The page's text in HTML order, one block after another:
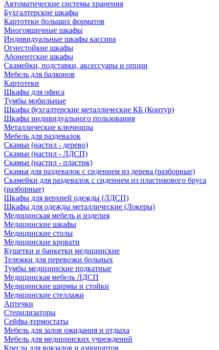
Автоматические системы хранения
Бухгалтерские шкафы
Картотеки больших форматов
Многоящичные шкафы
Индивидуальные шкафы кассира
Огнестойкие шкафы
Абонентские шкафы
Скамейки, подставки, аксессуары и опции
Мебель для балконов
Картотеки
Шкафы для офиса
Тумбы мобильные
Шкафы бухгалтерские металлические КБ (Контур)
Шкафы индивидуального пользования
Металлические ключницы
Мебель для раздевалок
Скамьи (настил - дерево)
Скамьи (настил - ЛДСП)
Скамьи (настил - пластик)
Скамья для раздевалок с сидением из дерева (разборные)
Скамейки для раздевалок с сидением из пластикового бруса
(разборные)
Шкафы для верхней одежды (ЛДСП)
Шкафы для одежды металлические (Локеры)
Медицинская мебель и изделия
Медицинские шкафы
Медицинские столы
Медицинские кровати
Кушетки и банкетки медицинские
Тележки для перевозки больных
Тумбы медицинские подкатные
Медицинская мебель ЛДСП
Медицинские ширмы и стойки
Медицинские стеллажи
Аптечки
Стерилизаторы
Сейфы-термостаты
Мебель для залов ожидания и отдыха
Мебель для медицинских учреждений
Кресла для вокзалов и аэропортов